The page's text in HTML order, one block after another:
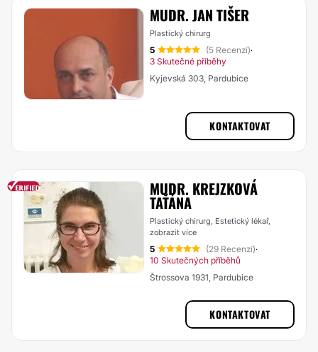
MUDR. JAN TIŠER
Plastický chirurg
5 (5 Recenzí)·
3 Skutečné příběhy
Kyjevská 303, Pardubice
KONTAKTOVAT
MUDR. KREJZKOVÁ
TAŤÁNA
Plastický chirurg, Estetický lékař,
zobrazit více
5 (29 Recenzí)·
10 Skutečných příběhů
Štrossova 1931, Pardubice
KONTAKTOVAT